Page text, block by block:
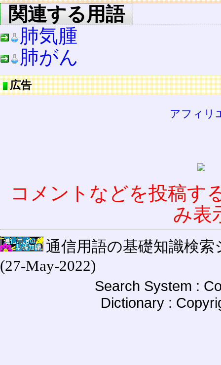
関連する用語
肺気腫
肺がん
広告
アフィリ
コメントなどを投稿す
み表
通信用語の基礎知識検索
(27-May-2022)
Search System :
Dictionary :